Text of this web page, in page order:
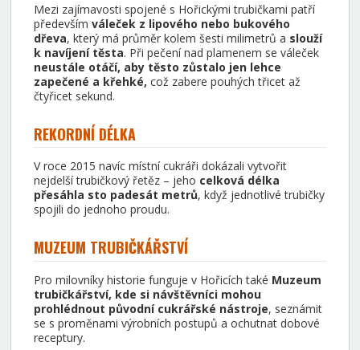
Mezi zajímavosti spojené s Hořickými trubičkami patří
především váleček z lipového nebo bukového
dřeva, který má průměr kolem šesti milimetrů a slouží
k navíjení těsta. Při pečení nad plamenem se váleček
neustále otáčí, aby těsto zůstalo jen lehce
zapečené a křehké, což zabere pouhých třicet až
čtyřicet sekund.
REKORDNÍ DÉLKA
V roce 2015 navíc místní cukráři dokázali vytvořit
nejdelší trubičkový řetěz – jeho celková délka
přesáhla sto padesát metrů, když jednotlivé trubičky
spojili do jednoho proudu.
MUZEUM TRUBIČKÁŘSTVÍ
Pro milovníky historie funguje v Hořicích také Muzeum
trubičkářství, kde si návštěvníci mohou
prohlédnout původní cukrářské nástroje, seznámit
se s proměnami výrobních postupů a ochutnat dobové
receptury.